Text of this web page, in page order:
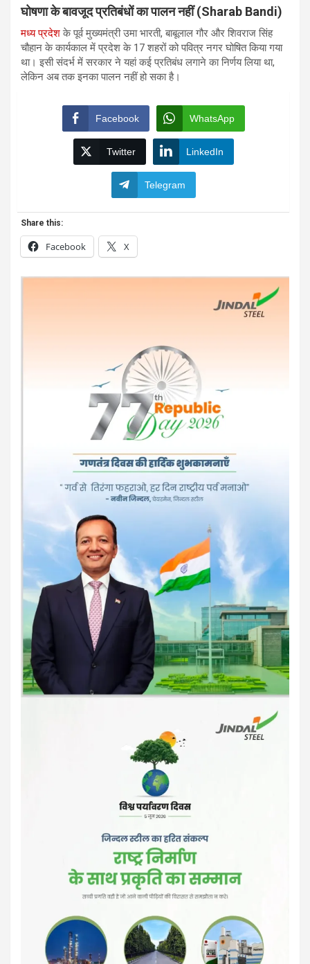
घोषणा के बावजूद प्रतिबंधों का पालन नहीं (Sharab Bandi)
मध्य प्रदेशके पूर्व मुख्यमंत्री उमा भारती, बाबूलाल गौर और शिवराज सिंह
चौहान के कार्यकाल में प्रदेश के 17 शहरों को पवित्र नगर घोषित किया गया
था। इसी संदर्भ में सरकार ने यहां कई प्रतिबंध लगाने का निर्णय लिया था,
लेकिन अब तक इनका पालन नहीं हो सका है।
Facebook WhatsApp
Twitter LinkedIn
Telegram
Share this:
Facebook X